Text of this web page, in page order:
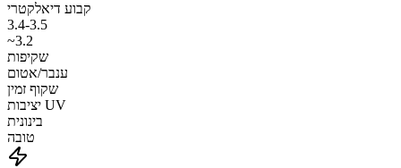
קבוע דיאלקטרי
3.4-3.5
~3.2
שקיפות
ענבר/אטום
שקוף זמין
יציבות UV
בינונית
טובה